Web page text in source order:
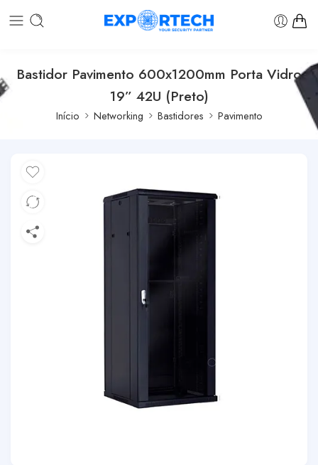
Bastidor Pavimento 600x1200mm Porta Vidro
19” 42U (Preto)
Início Networking Bastidores Pavimento